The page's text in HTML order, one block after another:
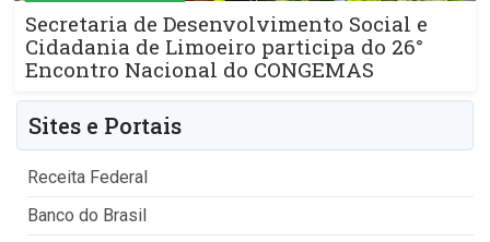
Secretaria de Desenvolvimento Social e
Cidadania de Limoeiro participa do 26°
Encontro Nacional do CONGEMAS
Sites e Portais
Receita Federal
Banco do Brasil